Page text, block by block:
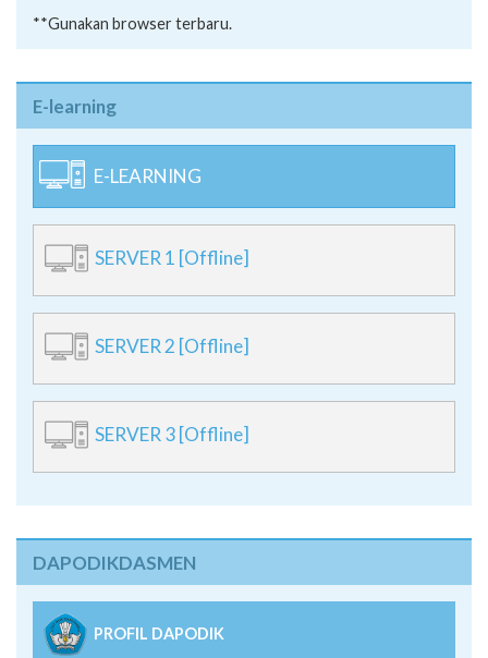
**Gunakan browser terbaru.
E-learning
E-LEARNING
SERVER 1 [Offline]
SERVER 2 [Offline]
SERVER 3 [Offline]
DAPODIKDASMEN
PROFIL DAPODIK